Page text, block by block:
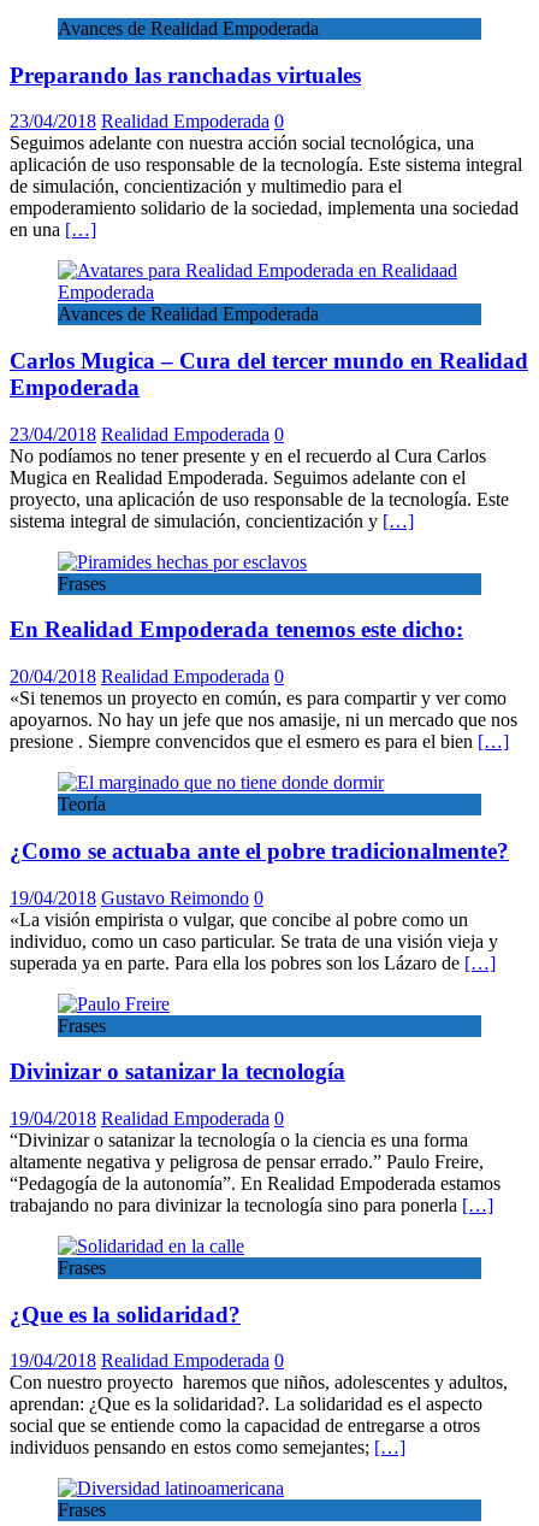
Avances de Realidad Empoderada
Preparando las ranchadas virtuales
23/04/2018 Realidad Empoderada 0
Seguimos adelante con nuestra acción social tecnológica, una
aplicación de uso responsable de la tecnología. Este sistema integral
de simulación, concientización y multimedio para el
empoderamiento solidario de la sociedad, implementa una sociedad
en una […]
Avances de Realidad Empoderada
Carlos Mugica – Cura del tercer mundo en Realidad
Empoderada
23/04/2018 Realidad Empoderada 0
No podíamos no tener presente y en el recuerdo al Cura Carlos
Mugica en Realidad Empoderada. Seguimos adelante con el
proyecto, una aplicación de uso responsable de la tecnología. Este
sistema integral de simulación, concientización y […]
Frases
En Realidad Empoderada tenemos este dicho:
20/04/2018 Realidad Empoderada 0
«Si tenemos un proyecto en común, es para compartir y ver como
apoyarnos. No hay un jefe que nos amasije, ni un mercado que nos
presione . Siempre convencidos que el esmero es para el bien […]
Teoría
¿Como se actuaba ante el pobre tradicionalmente?
19/04/2018 Gustavo Reimondo 0
«La visión empirista o vulgar, que concibe al pobre como un
individuo, como un caso particular. Se trata de una visión vieja y
superada ya en parte. Para ella los pobres son los Lázaro de […]
Frases
Divinizar o satanizar la tecnología
19/04/2018 Realidad Empoderada 0
“Divinizar o satanizar la tecnología o la ciencia es una forma
altamente negativa y peligrosa de pensar errado.” Paulo Freire,
“Pedagogía de la autonomía”. En Realidad Empoderada estamos
trabajando no para divinizar la tecnología sino para ponerla […]
Frases
¿Que es la solidaridad?
19/04/2018 Realidad Empoderada 0
Con nuestro proyecto haremos que niños, adolescentes y adultos,
aprendan: ¿Que es la solidaridad?. La solidaridad es el aspecto
social que se entiende como la capacidad de entregarse a otros
individuos pensando en estos como semejantes; […]
Frases